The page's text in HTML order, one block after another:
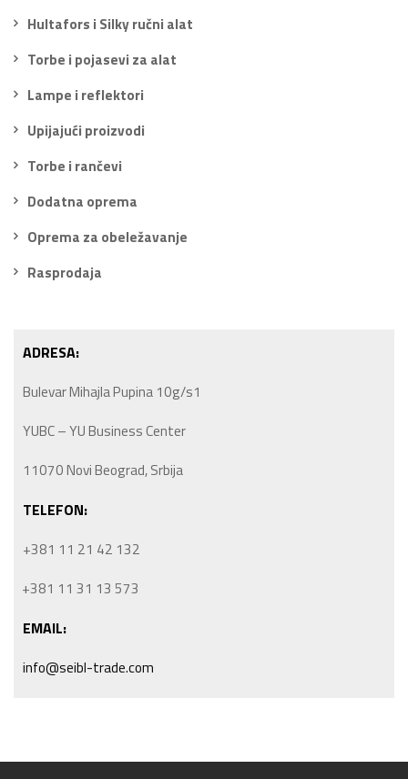
Hultafors i Silky ručni alat
Torbe i pojasevi za alat
Lampe i reflektori
Upijajući proizvodi
Torbe i rančevi
Dodatna oprema
Oprema za obeležavanje
Rasprodaja
ADRESA:
Bulevar Mihajla Pupina 10g/s1
YUBC – YU Business Center
11070 Novi Beograd, Srbija
TELEFON:
+381 11 21 42 132
+381 11 31 13 573
EMAIL:
info@seibl-trade.com